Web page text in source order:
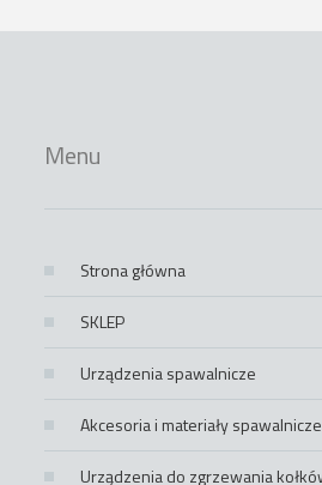
Menu
Strona główna
SKLEP
Urządzenia spawalnicze
Akcesoria i materiały spawalnicze
Urządzenia do zgrzewania